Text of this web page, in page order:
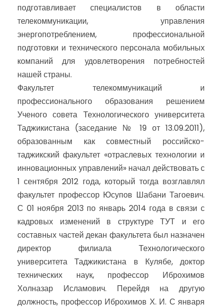
подготавливает специалистов в области
телекоммуникации, управления
энергопотреблением, профессиональной
подготовки и технического персонала мобильных
компаний для удовлетворения потребностей
нашей страны.
Факультет телекоммуникаций и
профессионального образования решением
Ученого совета Технологического университета
Таджикистана (заседание № 19 от 13.09.2011),
образованным как совместный российско-
таджикский факультет «отраслевых технологии и
инновационных управлений» начал действовать с
1 сентября 2012 года, который тогда возглавлял
факультет профессор Юсупов Шабани Тагоевич.
С 01 ноября 2013 по январь 2014 года в связи с
кадровых изменений в структуре ТУТ и его
составных частей декан факультета был назначен
директор филиала Технологического
университета Таджикистана в Кулябе, доктор
технических наук, профессор Иброхимов
Холназар Исламович. Перейдя на другую
должность, профессор Иброхимов Х. И. С января